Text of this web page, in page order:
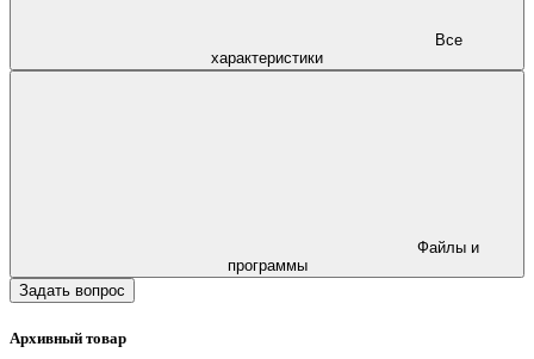
характеристики
программы
Задать вопрос
Архивный товар